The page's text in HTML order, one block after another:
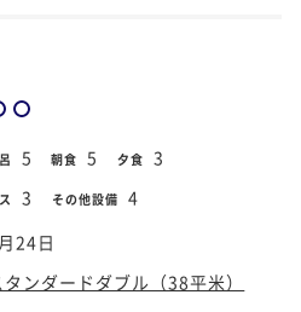
5 朝食 5 夕食 3
3 その他設備 4
24日
タンダードダブル（38平米）